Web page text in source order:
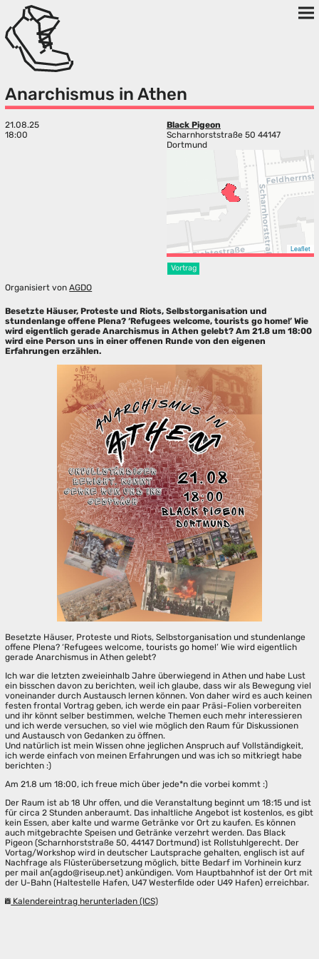
Anarchismus in Athen
21.08.25
18:00
Black Pigeon
Scharnhorststraße 50 44147
Dortmund
Leaflet
Vortrag
Organisiert vonAGDO
Besetzte Häuser, Proteste und Riots, Selbstorganisation und
stundenlange offene Plena? ‘Refugees welcome, tourists go home!’ Wie
wird eigentlich gerade Anarchismus in Athen gelebt? Am 21.8 um 18:00
wird eine Person uns in einer offenen Runde von den eigenen
Erfahrungen erzählen.
Besetzte Häuser, Proteste und Riots, Selbstorganisation und stundenlange
offene Plena? ‘Refugees welcome, tourists go home!’ Wie wird eigentlich
gerade Anarchismus in Athen gelebt?
Ich war die letzten zweieinhalb Jahre überwiegend in Athen und habe Lust
ein bisschen davon zu berichten, weil ich glaube, dass wir als Bewegung viel
voneinander durch Austausch lernen können. Von daher wird es auch keinen
festen frontal Vortrag geben, ich werde ein paar Präsi-Folien vorbereiten
und ihr könnt selber bestimmen, welche Themen euch mehr interessieren
und ich werde versuchen, so viel wie möglich den Raum für Diskussionen
und Austausch von Gedanken zu öffnen.
Und natürlich ist mein Wissen ohne jeglichen Anspruch auf Vollständigkeit,
ich werde einfach von meinen Erfahrungen und was ich so mitkriegt habe
berichten :)
Am 21.8 um 18:00, ich freue mich über jede*n die vorbei kommt :)
Der Raum ist ab 18 Uhr offen, und die Veranstaltung beginnt um 18:15 und ist
für circa 2 Stunden anberaumt. Das inhaltliche Angebot ist kostenlos, es gibt
kein Essen, aber kalte und warme Getränke vor Ort zu kaufen. Es können
auch mitgebrachte Speisen und Getränke verzehrt werden. Das Black
Pigeon (Scharnhorststraße 50, 44147 Dortmund) ist Rollstuhlgerecht. Der
Vortag/Workshop wird in deutscher Lautsprache gehalten, englisch ist auf
Nachfrage als Flüsterübersetzung möglich, bitte Bedarf im Vorhinein kurz
per mail an(agdo@riseup.net) ankündigen. Vom Hauptbahnhof ist der Ort mit
der U-Bahn (Haltestelle Hafen, U47 Westerfilde oder U49 Hafen) erreichbar.
Kalendereintrag herunterladen (ICS)